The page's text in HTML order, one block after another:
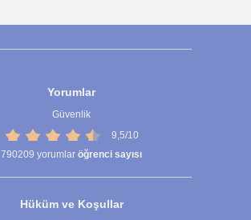
Yorumlar
Güvenlik
9,5/10
790209 yorumlar öğrenci sayısı
Hüküm ve Koşullar